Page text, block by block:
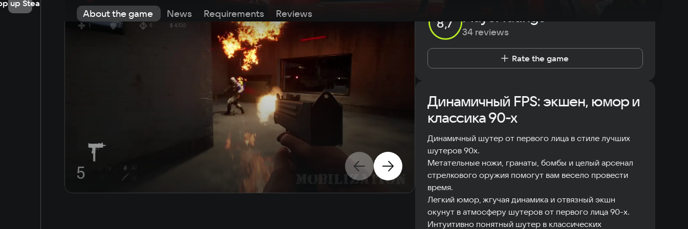
up Steam
About the game News Requirements Reviews
8,7 Player ratings
34 reviews
Rate the game
Динамичный FPS: экшен, юмор и
классика 90-х
Динамичный шутер от первого лица в стиле лучших
шутеров 90х.
Метательные ножи, гранаты, бомбы и целый арсенал
стрелкового оружия помогут вам весело провести
время.
Легкий юмор, жгучая динамика и отвязный экшн
окунут в атмосферу шутеров от первого лица 90-х.
Интуитивно понятный шутер в классических